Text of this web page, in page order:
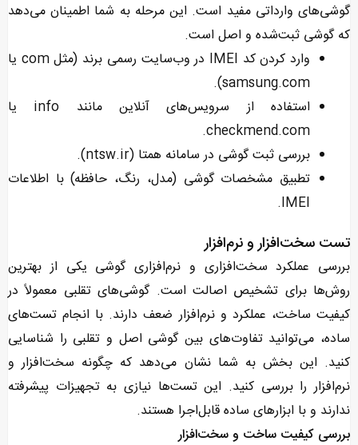
گوشی‌های وارداتی مفید است. این مرحله به شما اطمینان می‌دهد
که گوشی ثبت‌شده و اصل است.
وارد کردن کد IMEI در وب‌سایت رسمی برند (مثل com یا
samsung.com).
استفاده از سرویس‌های آنلاین مانند info یا
checkmend.com.
بررسی ثبت گوشی در سامانه همتا (ntsw.ir).
تطبیق مشخصات گوشی (مدل، رنگ، حافظه) با اطلاعات
IMEI.
تست سخت‌افزار و نرم‌افزار
بررسی عملکرد سخت‌افزاری و نرم‌افزاری گوشی یکی از بهترین
روش‌ها برای تشخیص اصالت است. گوشی‌های تقلبی معمولاً در
کیفیت ساخت، عملکرد و نرم‌افزار ضعف دارند. با انجام تست‌های
ساده، می‌توانید تفاوت‌های بین گوشی اصل و تقلبی را شناسایی
کنید. این بخش به شما نشان می‌دهد که چگونه سخت‌افزار و
نرم‌افزار را بررسی کنید. این تست‌ها نیازی به تجهیزات پیشرفته
ندارند و با ابزارهای ساده قابل‌اجرا هستند.
بررسی کیفیت ساخت و سخت‌افزار